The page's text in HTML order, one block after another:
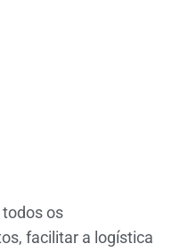
os
facilitar a logística